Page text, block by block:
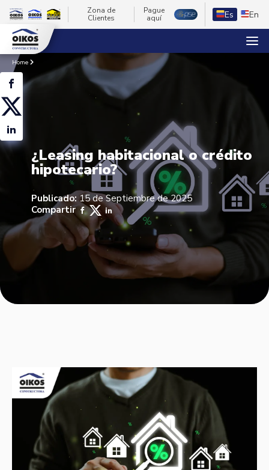
Zona de
Clientes
Pague
aquí
Es En
Home
¿Leasing habitacional o crédito
hipotecario?
Publicado: 15 de Septiembre de 2025
Compartir